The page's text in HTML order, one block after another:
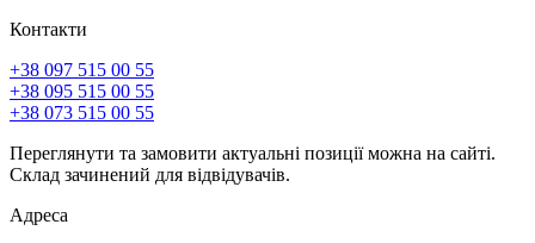
Контакти
+38 097 515 00 55
+38 095 515 00 55
+38 073 515 00 55
Переглянути та замовити актуальні позиції можна на сайті.
Склад зачинений для відвідувачів.
Адреса